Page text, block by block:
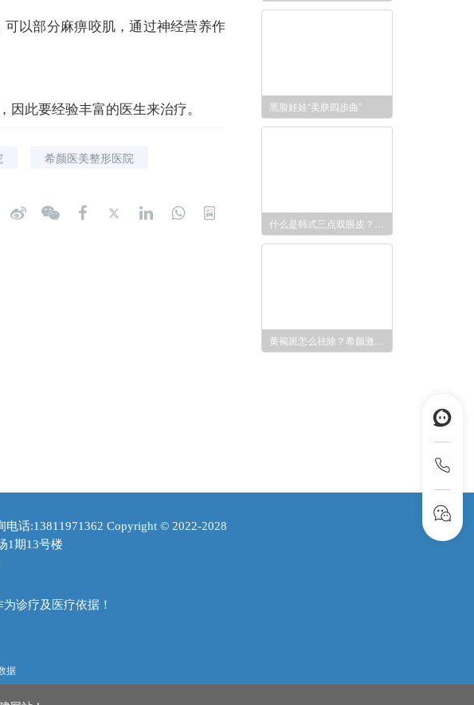
以部分麻痹咬肌，通过神经营养作
此要经验丰富的医生来治疗。
希颜医美整形医院
黑脸娃娃“美肤四步曲”
话:13811971362 Copyright © 2022-2028
1期13号楼
诊疗及医疗依据！
据